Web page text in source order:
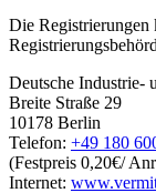
Die Registrierungen
Deutsche Industrie-
Breite Straße 29
10178 Berlin
Telefon: +49 180
(Festpreis 0,20€/
Internet: